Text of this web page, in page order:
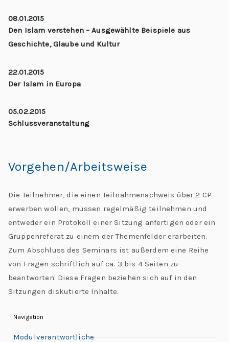
08.01.2015
Den Islam verstehen – Ausgewählte Beispiele aus
Geschichte, Glaube und Kultur
22.01.2015
Der Islam in Europa
05.02.2015
Schlussveranstaltung
Vorgehen/Arbeitsweise
Die Teilnehmer, die einen Teilnahmenachweis über 2 CP
erwerben wollen, müssen regelmäßig teilnehmen und
entweder ein Protokoll einer Sitzung anfertigen oder ein
Gruppenreferat zu einem der Themenfelder erarbeiten.
Zum Abschluss des Seminars ist außerdem eine Reihe
von Fragen schriftlich auf ca. 3 bis 4 Seiten zu
beantworten. Diese Fragen beziehen sich auf in den
Sitzungen diskutierte Inhalte.
Navigation
Modulverantwortliche